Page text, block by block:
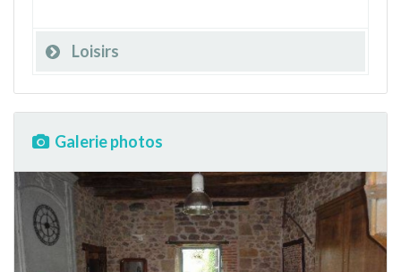
Loisirs
Galerie photos